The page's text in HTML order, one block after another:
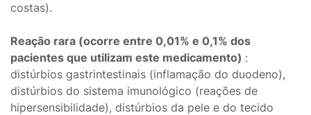
costas).
Reação rara (ocorre entre 0,01% e 0,1% dos
pacientes que utilizam este medicamento) :
distúrbios gastrintestinais (inflamação do duodeno),
distúrbios do sistema imunológico (reações de
hipersensibilidade), distúrbios da pele e do tecido